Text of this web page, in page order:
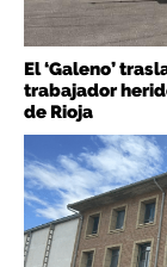
El ‘Galeno’
trabajador
de Rioja